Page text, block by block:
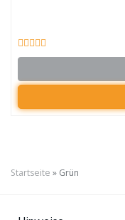
Startseite » Grün